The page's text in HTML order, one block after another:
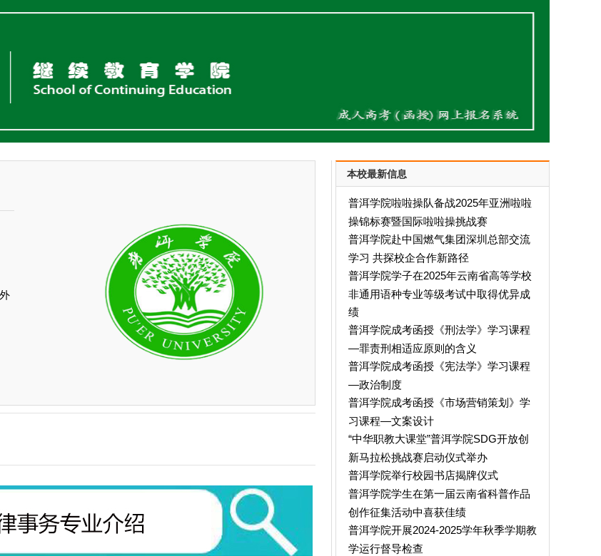
本校最新信息
普洱学院啦啦操队备战2025年亚洲啦啦
操锦标赛暨国际啦啦操挑战赛
普洱学院赴中国燃气集团深圳总部交流
学习 共探校企合作新路径
普洱学院学子在2025年云南省高等学校
非通用语种专业等级考试中取得优异成
绩
普洱学院成考函授《刑法学》学习课程
—罪责刑相适应原则的含义
普洱学院成考函授《宪法学》学习课程
—政治制度
普洱学院成考函授《市场营销策划》学
习课程—文案设计
“中华职教大课堂”普洱学院SDG开放创
新马拉松挑战赛启动仪式举办
普洱学院举行校园书店揭牌仪式
普洱学院学生在第一届云南省科普作品
创作征集活动中喜获佳绩
普洱学院开展2024-2025学年秋季学期教
学运行督导检查